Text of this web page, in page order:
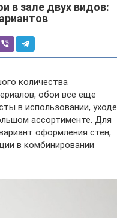
в зале двух видов:
количества
обои все еще
в использовании, уходе
ассортименте. Для
оформления стен,
в комбинировании